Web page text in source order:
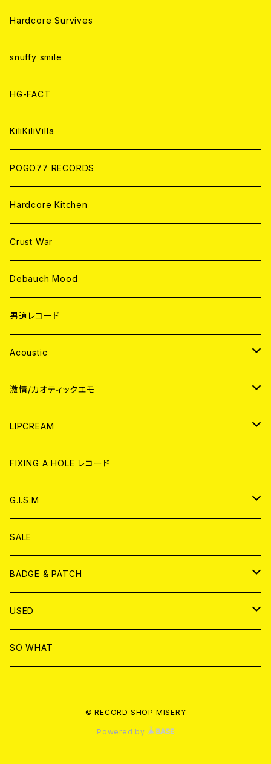
ANALOG
ANALOG
CD
ANALOG
CD
ANALOG
WORLD
CD
ANALOG
JAPAN
CD
ANALOG
WORLD
CD
ANALOG
Hardcore Survives
snuffy smile
HG-FACT
KiliKiliVilla
POGO77 RECORDS
Hardcore Kitchen
Crust War
Debauch Mood
男道レコード
Acoustic
JAPAN
CD
ANALOG
WORLD
CD
ANALOG
激情/カオティックエモ
JAPAN
CD
ANALOG
WORLD
CD
ANALOG
LIPCREAM
CD
アナログ
DVD
T-shirt & WEAR
FIXING A HOLE レコード
G.I.S.M
CD
ANALOG
T-SHIRT & WEAR
DVD
SALE
BADGE & PATCH
BADGE
PATCH
USED
書籍
SO WHAT
© RECORD SHOP MISERY
Powered by